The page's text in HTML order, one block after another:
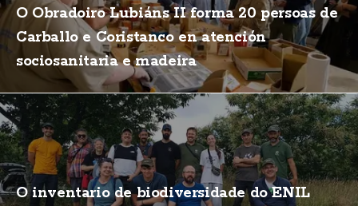
O Obradoiro Lubiáns II forma 20 persoas de
Carballo e Coristanco en atención
sociosanitaria e madeira
O inventario de biodiversidade do ENIL